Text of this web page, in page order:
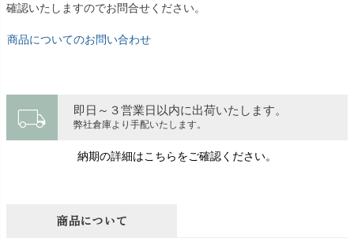
確認いたしますのでお問合せください。
商品についてのお問い合わせ
local_shipping 即日～３営業日以内に出荷いたします。
弊社倉庫より手配いたします。
納期の詳細はこちらをご確認ください。
商品について